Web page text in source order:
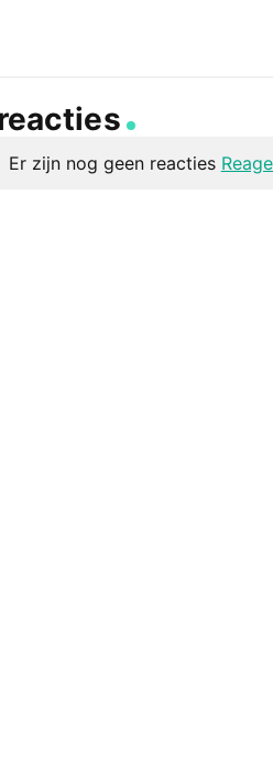
Er zijn nog geen reacties